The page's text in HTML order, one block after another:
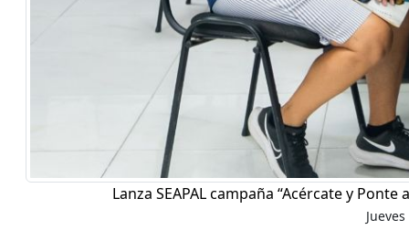
Lanza SEAPAL campaña “Acércate y